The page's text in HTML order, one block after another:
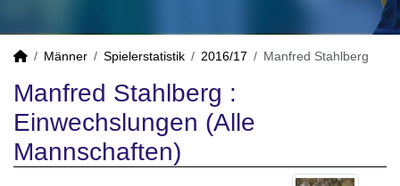
Männer Spielerstatistik 2016/17 Manfred Stahlberg
Manfred Stahlberg :
Einwechslungen (Alle
Mannschaften)